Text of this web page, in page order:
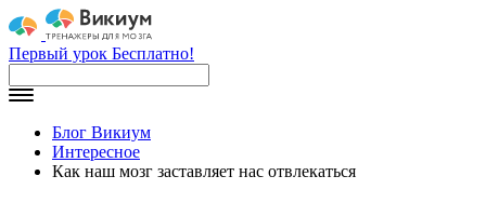
Первый урок Бесплатно!
Блог Викиум
Интересное
Как наш мозг заставляет нас отвлекаться